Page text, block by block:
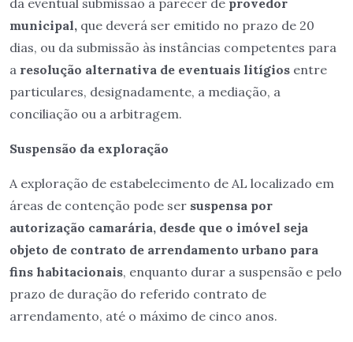
da eventual submissão a parecer de provedor
municipal, que deverá ser emitido no prazo de 20
dias, ou da submissão às instâncias competentes para
a resolução alternativa de eventuais litígios entre
particulares, designadamente, a mediação, a
conciliação ou a arbitragem.
Suspensão da exploração
A exploração de estabelecimento de AL localizado em
áreas de contenção pode ser suspensa por
autorização camarária, desde que o imóvel seja
objeto de contrato de arrendamento urbano para
fins habitacionais, enquanto durar a suspensão e pelo
prazo de duração do referido contrato de
arrendamento, até o máximo de cinco anos.